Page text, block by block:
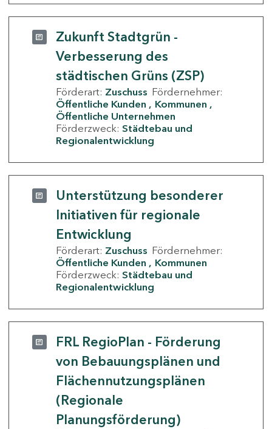
Zukunft Stadtgrün -
Verbesserung des
städtischen Grüns (ZSP)
Förderart: Zuschuss Fördernehmer:
Öffentliche Kunden
Kommunen
Öffentliche Unternehmen
Förderzweck: Städtebau und
Regionalentwicklung
Unterstützung besonderer
Initiativen für regionale
Entwicklung
Förderart: Zuschuss Fördernehmer:
Öffentliche Kunden
Kommunen
Förderzweck: Städtebau und
Regionalentwicklung
FRL RegioPlan - Förderung
von Bebauungsplänen und
Flächennutzungsplänen
(Regionale
Planungsförderung)